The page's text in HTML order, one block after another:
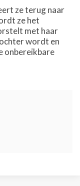
ze terug naar
ze het
met haar
wordt en
onbereikbare